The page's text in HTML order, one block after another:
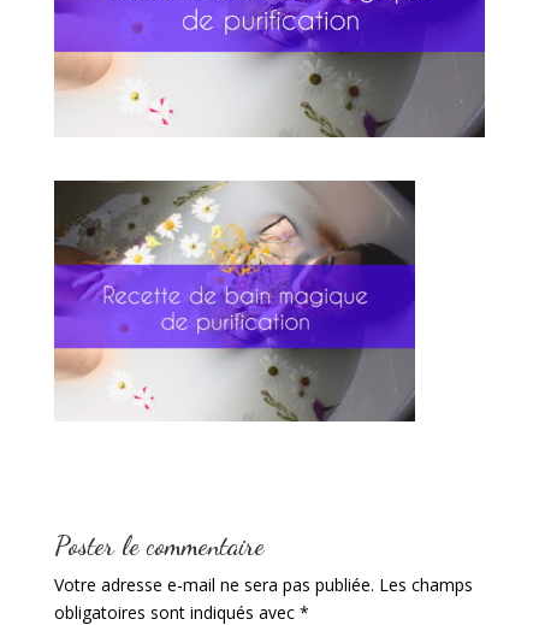
Poster le commentaire
Votre adresse e-mail ne sera pas publiée. Les champs
obligatoires sont indiqués avec *